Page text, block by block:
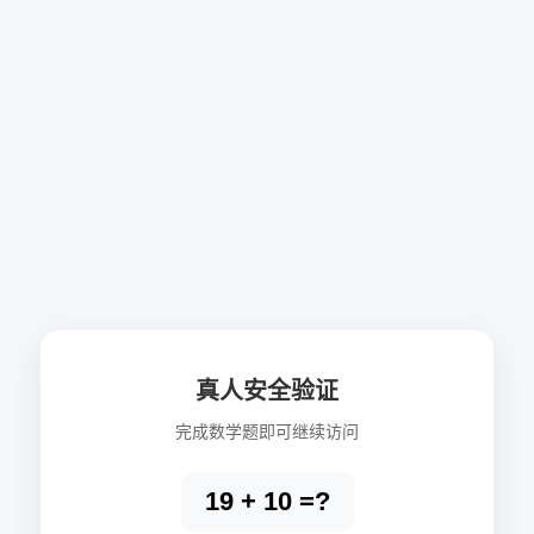
真人安全验证
完成数学题即可继续访问
19 + 10 =?